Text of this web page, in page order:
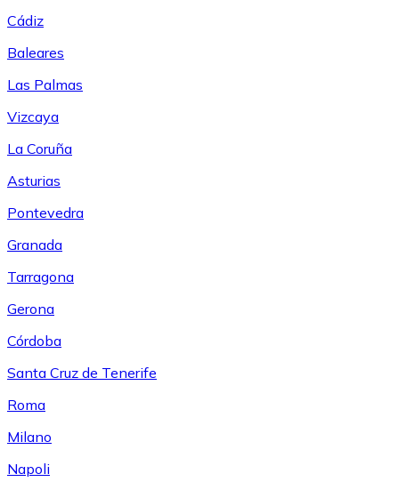
Cádiz
Baleares
Las Palmas
Vizcaya
La Coruña
Asturias
Pontevedra
Granada
Tarragona
Gerona
Córdoba
Santa Cruz de Tenerife
Roma
Milano
Napoli